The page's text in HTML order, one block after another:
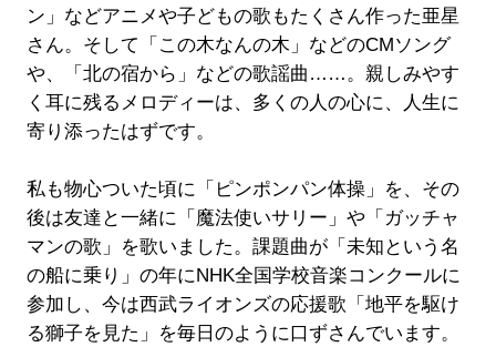
ン」などアニメや子どもの歌もたくさん作った亜星
さん。そして「この木なんの木」などのCMソング
や、「北の宿から」などの歌謡曲……。親しみやす
く耳に残るメロディーは、多くの人の心に、人生に
寄り添ったはずです。
私も物心ついた頃に「ピンポンパン体操」を、その
後は友達と一緒に「魔法使いサリー」や「ガッチャ
マンの歌」を歌いました。課題曲が「未知という名
の船に乗り」の年にNHK全国学校音楽コンクールに
参加し、今は西武ライオンズの応援歌「地平を駆け
る獅子を見た」を毎日のように口ずさんでいます。